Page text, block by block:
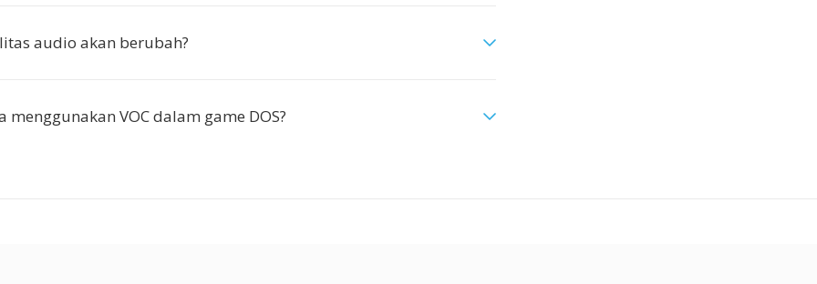
audio akan berubah?
menggunakan VOC dalam game DOS?